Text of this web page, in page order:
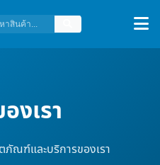
งเรา
ณฑ์และบริการของเรา